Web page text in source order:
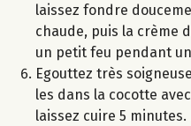
laissez fondre
chaude, puis la crème
un petit feu pendant
Egouttez très
les dans la cocotte
laissez cuire 5